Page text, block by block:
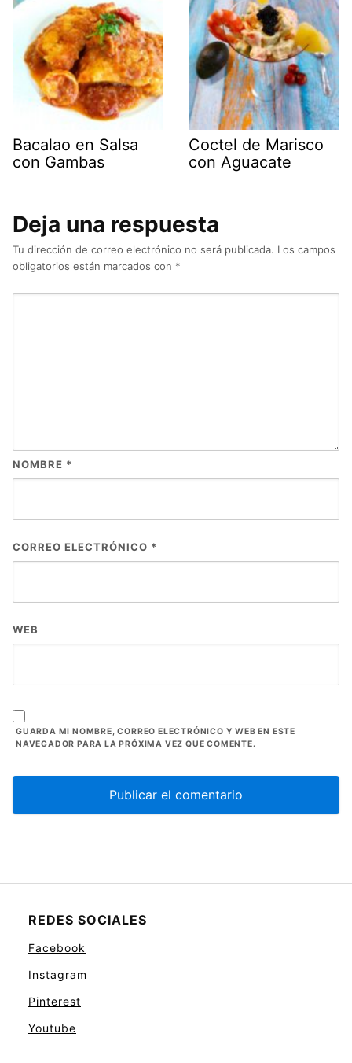
Bacalao en Salsa
con Gambas
Coctel de Marisco
con Aguacate
Deja una respuesta
Tu dirección de correo electrónico no será publicada. Los campos
obligatorios están marcados con *
NOMBRE *
CORREO ELECTRÓNICO *
WEB
GUARDA MI NOMBRE, CORREO ELECTRÓNICO Y WEB EN ESTE
NAVEGADOR PARA LA PRÓXIMA VEZ QUE COMENTE.
REDES SOCIALES
Facebook
Instagram
Pinterest
Youtube